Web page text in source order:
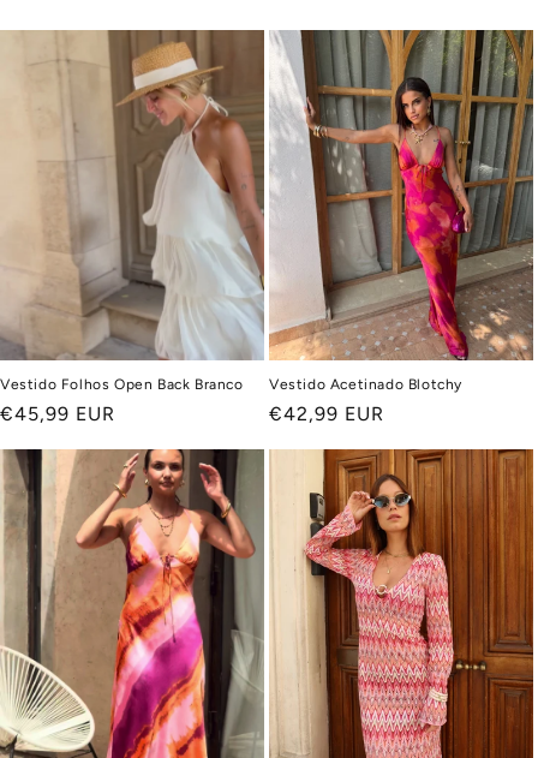
Vestido Folhos Open Back Branco
Preço
€45,99 EUR
Vestido Acetinado Blotchy
Preço
€42,99 EUR